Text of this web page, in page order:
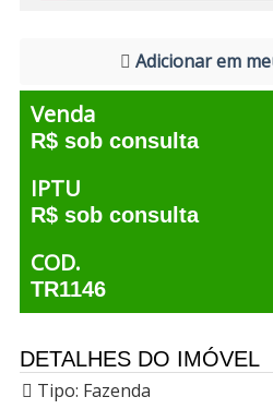
Adicionar em
Venda
R$ sob consulta
IPTU
R$ sob consulta
COD.
TR1146
DETALHES DO IMÓVEL
Tipo: Fazenda